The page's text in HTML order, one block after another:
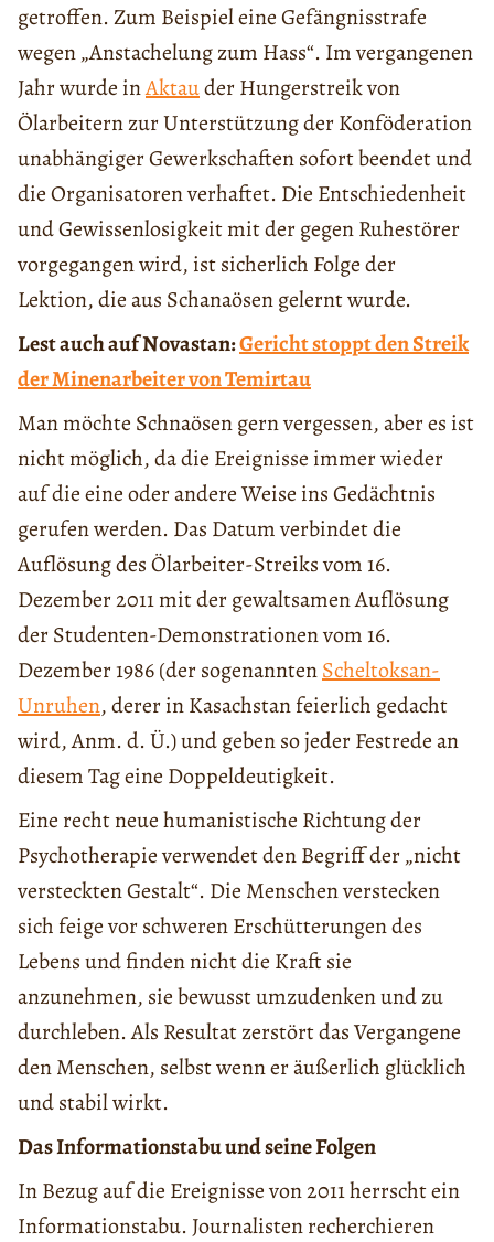
getroffen. Zum Beispiel eine Gefängnisstrafe
wegen „Anstachelung zum Hass“. Im vergangenen
Jahr wurde inAktauder Hungerstreik von
Ölarbeitern zur Unterstützung der Konföderation
unabhängiger Gewerkschaften sofort beendet und
die Organisatoren verhaftet. Die Entschiedenheit
und Gewissenlosigkeit mit der gegen Ruhestörer
vorgegangen wird, ist sicherlich Folge der
Lektion, die aus Schanaösen gelernt wurde.
Lest auch auf Novastan:Gericht stoppt den Streik
der Minenarbeiter von Temirtau
Man möchte Schnaösen gern vergessen, aber es ist
nicht möglich, da die Ereignisse immer wieder
auf die eine oder andere Weise ins Gedächtnis
gerufen werden. Das Datum verbindet die
Auflösung des Ölarbeiter-Streiks vom 16.
Dezember 2011 mit der gewaltsamen Auflösung
der Studenten-Demonstrationen vom 16.
Dezember 1986 (der sogenanntenScheltoksan-
Unruhen, derer in Kasachstan feierlich gedacht
wird, Anm. d. Ü.) und geben so jeder Festrede an
diesem Tag eine Doppeldeutigkeit.
Eine recht neue humanistische Richtung der
Psychotherapie verwendet den Begriff der „nicht
versteckten Gestalt“. Die Menschen verstecken
sich feige vor schweren Erschütterungen des
Lebens und finden nicht die Kraft sie
anzunehmen, sie bewusst umzudenken und zu
durchleben. Als Resultat zerstört das Vergangene
den Menschen, selbst wenn er äußerlich glücklich
und stabil wirkt.
Das Informationstabu und seine Folgen
In Bezug auf die Ereignisse von 2011 herrscht ein
Informationstabu. Journalisten recherchieren